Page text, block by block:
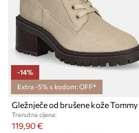
-14%
Extra -5% s kodom: OFF*
Trenutna cijena:
119,90 €